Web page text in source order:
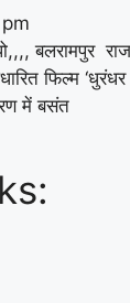
बलरामपुर
फिल्म ‘धुरंधर
में बसंत